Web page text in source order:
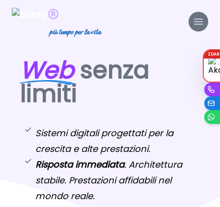
più tempo per la vita
Websenza
limiti
Sistemi digitali progettati per la
crescita e alte prestazioni.
Risposta immediata. Architettura
stabile. Prestazioni affidabili nel
mondo reale.